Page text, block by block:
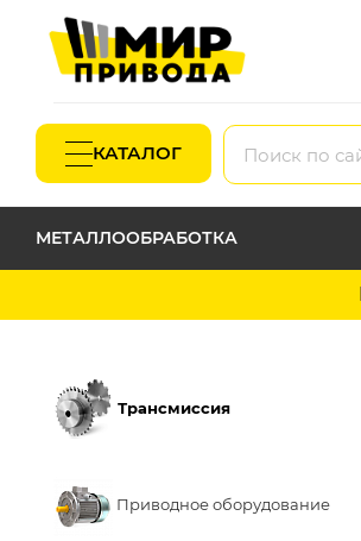
КАТАЛОГ
МЕТАЛЛООБРАБОТКА
Трансмиссия
Приводное оборудование